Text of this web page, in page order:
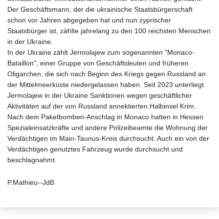
Der Geschäftsmann, der die ukrainische Staatsbürgerschaft
schon vor Jahren abgegeben hat und nun zyprischer
Staatsbürger ist, zählte jahrelang zu den 100 reichsten Menschen
in der Ukraine.
In der Ukraine zählt Jermolajew zum sogenannten "Monaco-
Bataillon", einer Gruppe von Geschäftsleuten und früheren
Oligarchen, die sich nach Beginn des Kriegs gegen Russland an
der Mittelmeerküste niedergelassen haben. Seit 2023 unterliegt
Jermolajew in der Ukraine Sanktionen wegen geschäftlicher
Aktivitäten auf der von Russland annektierten Halbinsel Krim.
Nach dem Paketbomben-Anschlag in Monaco hatten in Hessen
Spezialeinsatzkräfte und andere Polizeibeamte die Wohnung der
Verdächtigen im Main-Taunus-Kreis durchsucht. Auch ein von der
Verdächtigen genutztes Fahrzeug wurde durchsucht und
beschlagnahmt.
P.Mathieu--JdB